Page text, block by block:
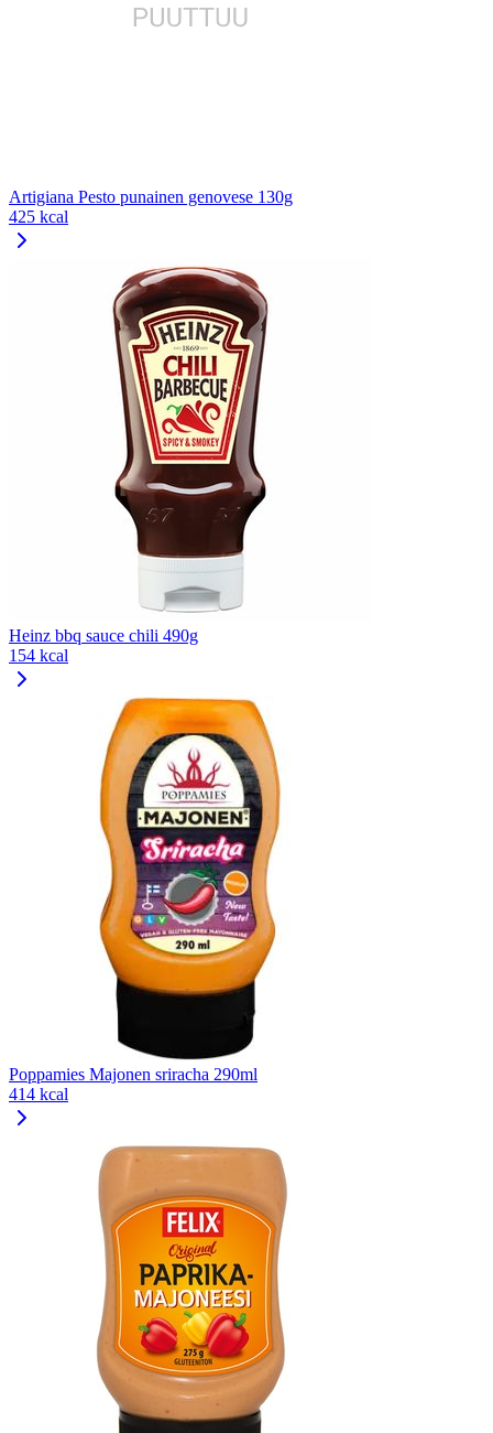
Artigiana Pesto punainen genovese 130g
425 kcal
Heinz bbq sauce chili 490g
154 kcal
Poppamies Majonen sriracha 290ml
414 kcal